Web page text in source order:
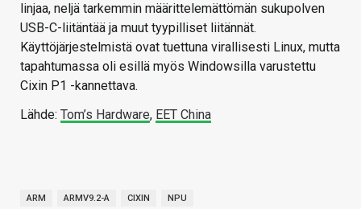
linjaa, neljä tarkemmin määrittelemättömän sukupolven
USB-C-liitäntää ja muut tyypilliset liitännät.
Käyttöjärjestelmistä ovat tuettuna virallisesti Linux, mutta
tapahtumassa oli esillä myös Windowsilla varustettu
Cixin P1 -kannettava.
Lähde: Tom’s Hardware, EET China
ARM ARMV9.2-A CIXIN NPU